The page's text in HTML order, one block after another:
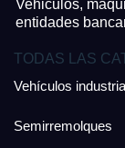
Vehiculos,
entidades
TODAS LAS
Vehículos
Semirremolques